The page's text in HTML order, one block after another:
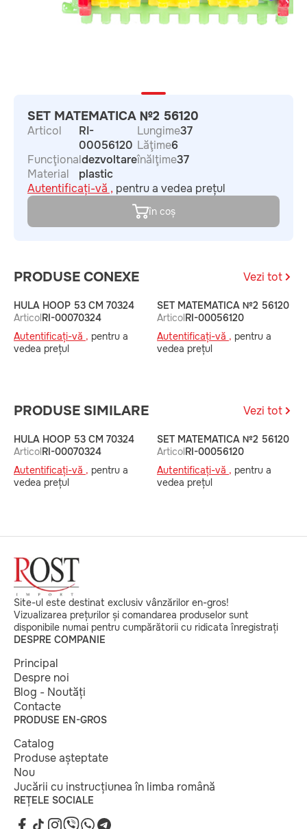
SET MATEMATICA №2 56120
Articol
RI-
00056120
Funcţionaldezvoltare
Material
plastic
Lungime37
Lăţime6
înălţime37
Autentificați-vă , pentru a vedea prețul
în coș
PRODUSE CONEXE Vezi tot
HULA HOOP 53 CM 70324
ArticolRI-00070324
Autentificați-vă , pentru a
vedea prețul
SET MATEMATICA №2 56120
ArticolRI-00056120
Autentificați-vă , pentru a
vedea prețul
PRODUSE SIMILARE Vezi tot
HULA HOOP 53 CM 70324
ArticolRI-00070324
Autentificați-vă , pentru a
vedea prețul
SET MATEMATICA №2 56120
ArticolRI-00056120
Autentificați-vă , pentru a
vedea prețul
Site-ul este destinat exclusiv vânzărilor en-gros!
Vizualizarea prețurilor și comandarea produselor sunt
disponibile numai pentru cumpărătorii cu ridicata înregistrați
DESPRE COMPANIE
Principal
Despre noi
Blog - Noutăți
Contacte
PRODUSE EN-GROS
Catalog
Produse așteptate
Nou
Jucării cu instrucțiunea în limba română
REȚELE SOCIALE